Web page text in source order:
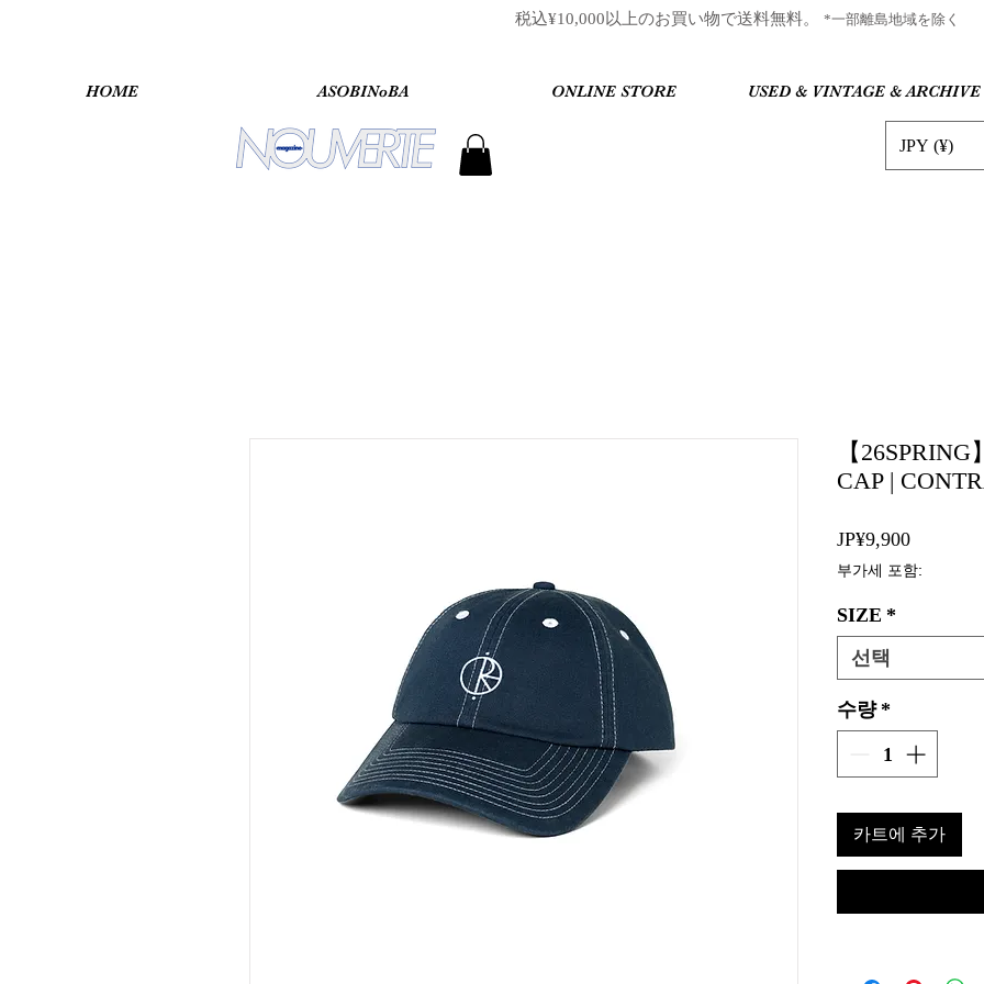
​税込¥10,000以上のお買い物で送料無料。 *一部離島地域を除く
HOME ASOBINoBA ONLINE STORE USED & VINTAGE & ARCHIVE
JPY (¥)
【
CAP |
JP¥9,900가
격
부가세 포함:
SIZE *
선택
수량 *
카트에 추가